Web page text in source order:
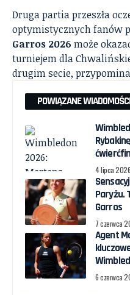
Druga partia przeszła
optymistycznych fanów
Garros 2026 może
turniejem dla
drugim secie,
POWIĄZANE WIADOMOŚCI
4 lipca 2026
Paryżu.
Garros
7 czerwca
Agent
6 czerwca